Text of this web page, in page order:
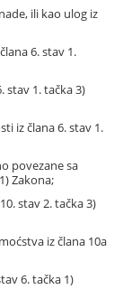
ili kao ulog iz
6. stav 1.
stav 1. tačka 3)
iz člana 6. stav 1.
povezane sa
Zakona;
stav 2. tačka 3)
iz člana 10a
6. tačka 1)